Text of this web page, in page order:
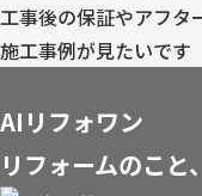
工事後の保証やアフタ
施工事例が見たいです
AIリフォワン
リフォームのこと